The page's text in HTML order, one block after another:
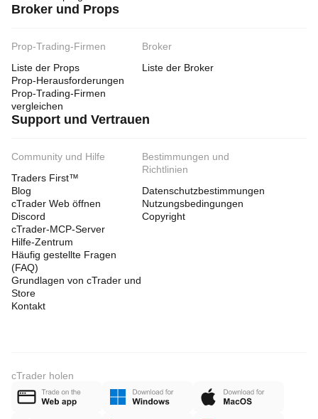
Broker und Props
Prop-Trading-Firmen
Liste der Props
Prop-Herausforderungen
Prop-Trading-Firmen
vergleichen
Broker
Liste der Broker
Support und Vertrauen
Community und Hilfe
Traders First™
Blog
cTrader Web öffnen
Discord
cTrader-MCP-Server
Hilfe-Zentrum
Häufig gestellte Fragen
(FAQ)
Grundlagen von cTrader und
Store
Kontakt
Bestimmungen und
Richtlinien
Datenschutzbestimmungen
Nutzungsbedingungen
Copyright
cTrader holen